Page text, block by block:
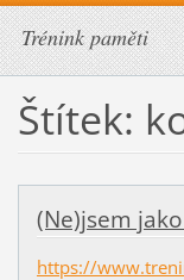
Trénink paměti
Štítek:
(Ne)jsem
https://